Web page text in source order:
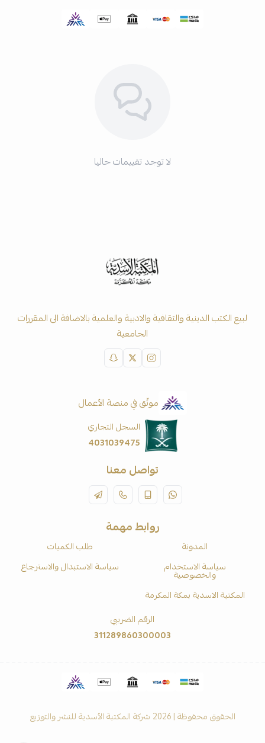
لا توجد تقييمات حاليا
لبيع الكتب الدينية والثقافية والادبية والعلمية بالاضافة الى المقررات
الجامعية
موثّق في منصة الأعمال
السجل التجاري
4031039475
تواصل معنا
روابط مهمة
المدونة
طلب الكميات
سياسة الاستخدام
والخصوصية
سياسة الاستبدال والاسترجاع
المكتبة الاسدية بمكة المكرمة
الرقم الضريبي
311289860300003
الحقوق محفوظة | 2026 شركة المكتبة الأسدية للنشر والتوزيع